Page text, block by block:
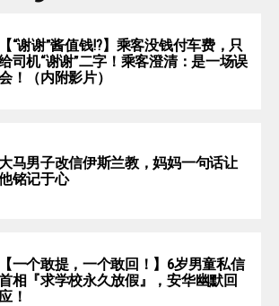
【“谢谢”酱值钱⁉️】乘客没钱付车费，只
司机“谢谢”二字！乘客澄清：是一场误
！（内附影片）
大马男子改信伊斯兰教，妈妈一句话让
铭记于心
【一个敢提，一个敢回！】6岁男童私信
相『求学校永久放假』，安华幽默回
应！